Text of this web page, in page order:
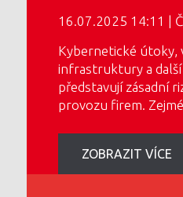
16.07.2025 14:11 |
Kybernetické útoky,
infrastruktury a další
představují zásadní
provozu firem.
ZOBRAZIT VÍCE